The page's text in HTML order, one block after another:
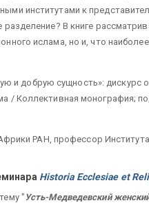
институтами к
В книге
ислама, но и, что
и добрую сущность»: дискурс
/ Коллективная монография;
РАН, профессор
Historia Ecclesiae et
" Усть-Медведевский